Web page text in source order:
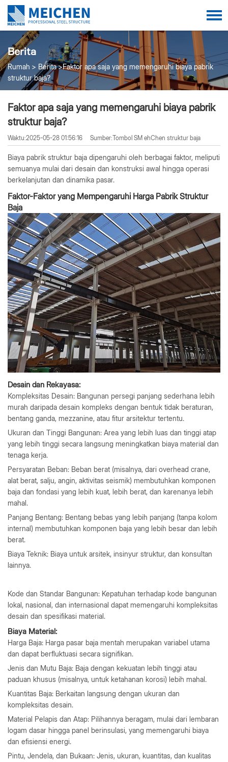
Berita
Rumah Berita
Faktor apa saja yang memengaruhi biaya pabrik
struktur baja?
Faktor apa saja yang memengaruhi biaya pabrik
struktur baja?
Waktu:2025-05-28 01:56:16 Sumber:Tombol SM ehChen struktur baja
Biaya pabrik struktur baja dipengaruhi oleh berbagai faktor, meliputi
semuanya mulai dari desain dan konstruksi awal hingga operasi
berkelanjutan dan dinamika pasar.
Faktor-Faktor yang Mempengaruhi Harga Pabrik Struktur
Baja
Desain dan Rekayasa:
Kompleksitas Desain: Bangunan persegi panjang sederhana lebih
murah daripada desain kompleks dengan bentuk tidak beraturan,
bentang ganda, mezzanine, atau fitur arsitektur tertentu.
Ukuran dan Tinggi Bangunan: Area yang lebih luas dan tinggi atap
yang lebih tinggi secara langsung meningkatkan biaya material dan
tenaga kerja.
Persyaratan Beban: Beban berat (misalnya, dari overhead crane,
alat berat, salju, angin, aktivitas seismik) membutuhkan komponen
baja dan fondasi yang lebih kuat, lebih berat, dan karenanya lebih
mahal.
Panjang Bentang: Bentang bebas yang lebih panjang (tanpa kolom
internal) membutuhkan komponen baja yang lebih besar dan lebih
berat.
Biaya Teknik: Biaya untuk arsitek, insinyur struktur, dan konsultan
lainnya.
Kode dan Standar Bangunan: Kepatuhan terhadap kode bangunan
lokal, nasional, dan internasional dapat memengaruhi kompleksitas
desain dan spesifikasi material.
Biaya Material:
Harga Baja: Harga pasar baja mentah merupakan variabel utama
dan dapat berfluktuasi secara signifikan.
Jenis dan Mutu Baja: Baja dengan kekuatan lebih tinggi atau
paduan khusus (misalnya, untuk ketahanan korosi) lebih mahal.
Kuantitas Baja: Berkaitan langsung dengan ukuran dan
kompleksitas desain.
Material Pelapis dan Atap: Pilihannya beragam, mulai dari lembaran
logam dasar hingga panel berinsulasi, yang memengaruhi biaya
dan efisiensi energi.
Pintu, Jendela, dan Bukaan: Jenis, ukuran, kuantitas, dan kualitas